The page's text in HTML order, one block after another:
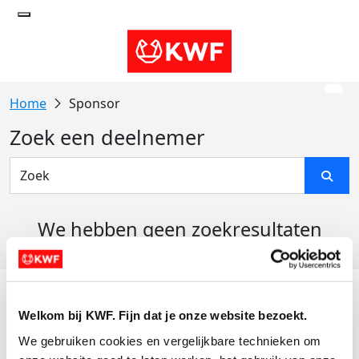
Welkom bij KWF. Fijn dat je onze website bezoekt.
We gebruiken cookies en vergelijkbare technieken om
Sponsor
Zoek een deelnemer
We hebben geen zoekresultaten
Actiematerialen
Evenementen